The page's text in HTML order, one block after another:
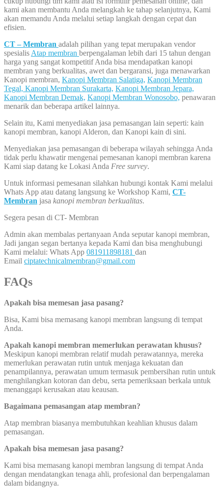
kami akan membantu Anda melangkah ke tahap selanjutnya, Kami
akan memandu Anda melalui setiap langkah dengan cepat dan
efisien.
CT – Membran adalah pilihan yang tepat merupakan vendor
spesialisAtap membran berpengalaman lebih dari 15 tahun dengan
harga yang sangat kompetitif Anda bisa mendapatkan kanopi
membran yang berkualitas, awet dan bergaransi, juga menawarkan
Kanopi membran, Kanopi Membran Salatiga, Kanopi Membran
Tegal, Kanopi Membran Surakarta, Kanopi Membran Jepara,
Kanopi Membran Demak, Kanopi Membran Wonosobo, penawaran
menarik dan beberapa artikel lainnya.
Selain itu, Kami menyediakan jasa pemasangan lain seperti: kain
kanopi membran, kanopi Alderon, dan Kanopi kain di sini.
Menyediakan jasa pemasangan di beberapa wilayah sehingga Anda
tidak perlu khawatir mengenai pemesanan kanopi membran karena
Kami siap datang ke Lokasi Anda Free survey.
Untuk informasi pemesanan silahkan hubungi kontak Kami melalui
Whats App atau datang langsung ke Workshop Kami, CT-
Membran jasa kanopi membran berkualitas.
Segera pesan di CT- Membran
Admin akan membalas pertanyaan Anda seputar kanopi membran,
Jadi jangan segan bertanya kepada Kami dan bisa menghubungi
Kami melalui: Whats App 081911898181 dan
Email ciptatechnicalmembran@gmail.com
FAQs
Apakah bisa memesan jasa pasang?
Bisa, Kami bisa memasang kanopi membran langsung di tempat
Anda.
Apakah kanopi membran memerlukan perawatan khusus?
Meskipun kanopi membran relatif mudah perawatannya, mereka
memerlukan perawatan rutin untuk menjaga kekuatan dan
penampilannya, perawatan umum termasuk pembersihan rutin untuk
menghilangkan kotoran dan debu, serta pemeriksaan berkala untuk
menanggapi kerusakan atau keausan.
Bagaimana pemasangan atap membran?
Atap membran biasanya membutuhkan keahlian khusus dalam
pemasangan.
Apakah bisa memesan jasa pasang?
Kami bisa memasang kanopi membran langsung di tempat Anda
dengan mendatangkan tenaga ahli, profesional dan berpengalaman
dalam bidangnya.